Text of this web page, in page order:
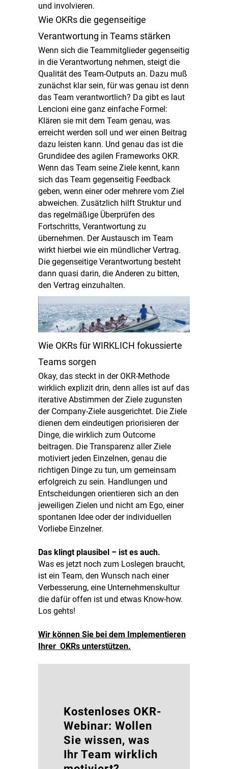
und involvieren.
Wie OKRs die gegenseitige
Verantwortung in Teams stärken
Wenn sich die Teammitglieder gegenseitig
in die Verantwortung nehmen, steigt die
Qualität des Team-Outputs an. Dazu muß
zunächst klar sein, für was genau ist denn
das Team verantwortlich? Da gibt es laut
Lencioni eine ganz einfache Formel:
Klären sie mit dem Team genau, was
erreicht werden soll und wer einen Beitrag
dazu leisten kann. Und genau das ist die
Grundidee des agilen Frameworks OKR.
Wenn das Team seine Ziele kennt, kann
sich das Team gegenseitig Feedback
geben, wenn einer oder mehrere vom Ziel
abweichen. Zusätzlich hilft Struktur und
das regelmäßige Überprüfen des
Fortschritts, Verantwortung zu
übernehmen. Der Austausch im Team
wirkt hierbei wie ein mündlicher Vertrag.
Die gegenseitige Verantwortung besteht
dann quasi darin, die Anderen zu bitten,
den Vertrag einzuhalten.
Wie OKRs für WIRKLICH fokussierte
Teams sorgen
Okay, das steckt in der OKR-Methode
wirklich explizit drin, denn alles ist auf das
iterative Abstimmen der Ziele zugunsten
der Company-Ziele ausgerichtet. Die Ziele
dienen dem eindeutigen priorisieren der
Dinge, die wirklich zum Outcome
beitragen. Die Transparenz aller Ziele
motiviert jeden Einzelnen, genau die
richtigen Dinge zu tun, um gemeinsam
erfolgreich zu sein. Handlungen und
Entscheidungen orientieren sich an den
jeweiligen Zielen und nicht am Ego, einer
spontanen Idee oder der individuellen
Vorliebe Einzelner.
Das klingt plausibel – ist es auch.
Was es jetzt noch zum Loslegen braucht,
ist ein Team, den Wunsch nach einer
Verbesserung, eine Unternehmenskultur
die dafür offen ist und etwas Know-how.
Los gehts!
Wir können Sie bei dem Implementieren
Ihrer OKRs unterstützen.
Kostenloses OKR-
Webinar: Wollen
Sie wissen, was
Ihr Team wirklich